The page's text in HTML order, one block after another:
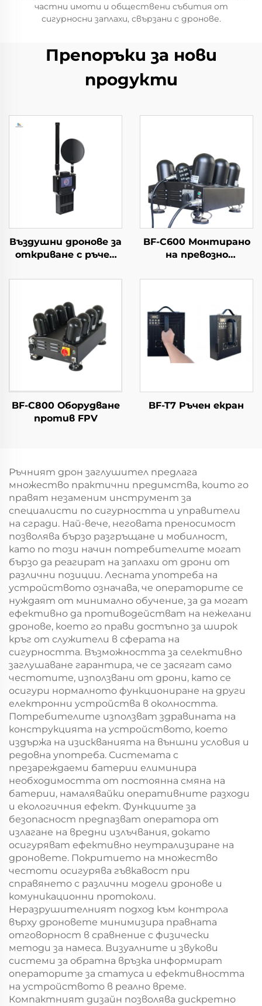
частни имоти и обществени събития от
сигурносни заплахи, свързани с дронове.
Препоръки за нови
продукти
Въздушни дронове за
откриване с ръчен
за защита от
Портативен
детектор на
сигнали с голям
обхват за FPV
BF-C600 Монтирано
на превозно
оборудване против
BF-C800 Оборудване
против FPV
BF-T7 Ръчен екран
Ръчният дрон заглушител предлага
множество практични предимства, които го
правят незаменим инструмент за
специалисти по сигурността и управители
на сгради. Най-вече, неговата преносимост
позволява бързо разгръщане и мобилност,
като по този начин потребителите могат
бързо да реагират на заплахи от дрони от
различни позиции. Лесната употреба на
устройството означава, че операторите се
нуждаят от минимално обучение, за да могат
ефективно да противодействат на нежелани
дронове, което го прави достъпно за широк
кръг от служители в сферата на
сигурността. Възможността за селективно
заглушаване гарантира, че се засягат само
честотите, използвани от дрони, като се
осигури нормалното функциониране на други
електронни устройства в околността.
Потребителите използват здравината на
конструкцията на устройството, което
издържа на изискванията на външни условия и
редовна употреба. Системата с
презареждаеми батерии елиминира
необходимостта от постоянна смяна на
батерии, намалявайки оперативните разходи
и екологичния ефект. Функциите за
безопасност предпазват оператора от
излагане на вредни излъчвания, докато
осигуряват ефективно неутрализиране на
дроновете. Покритието на множество
честоти осигурява гъвкавост при
справянето с различни модели дронове и
комуникационни протоколи.
Неразрушителният подход към контрола
върху дроновете минимизира правната
отговорност в сравнение с физически
методи за намеса. Визуалните и звукови
системи за обратна връзка информират
операторите за статуса и ефективността
на устройството в реално време.
Компактният дизайн позволява дискретно